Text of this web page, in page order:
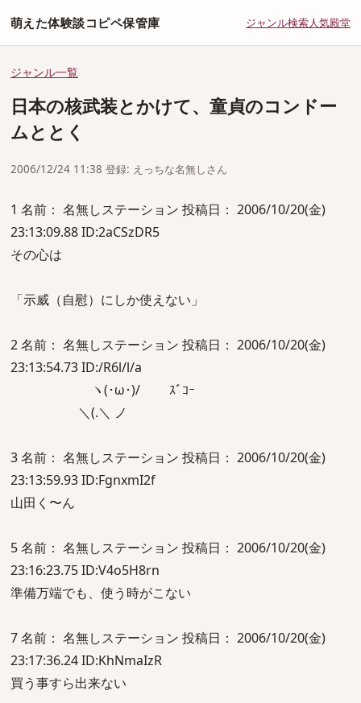
萌えた体験談コピペ保管庫 ジャンル検索人気殿堂
ジャンル一覧
日本の核武装とかけて、童貞のコンドー
ムととく
2006/12/24 11:38 登録: えっちな名無しさん
1 名前： 名無しステーション 投稿日： 2006/10/20(金)
23:13:09.88 ID:2aCSzDR5
その心は
「示威（自慰）にしか使えない」
2 名前： 名無しステーション 投稿日： 2006/10/20(金)
23:13:54.73 ID:/R6l/l/a
ヽ(･ω･)/ ｽﾞｺｰ
＼(.＼ ノ
3 名前： 名無しステーション 投稿日： 2006/10/20(金)
23:13:59.93 ID:FgnxmI2f
山田く〜ん
5 名前： 名無しステーション 投稿日： 2006/10/20(金)
23:16:23.75 ID:V4o5H8rn
準備万端でも、使う時がこない
7 名前： 名無しステーション 投稿日： 2006/10/20(金)
23:17:36.24 ID:KhNmaIzR
買う事すら出来ない